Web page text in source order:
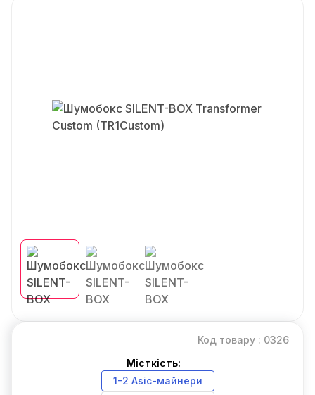
Код товару : 0326
Місткість:
1-2 Asic-майнери